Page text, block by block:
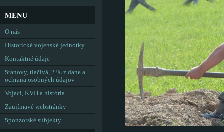
MENU
O nás
Historické vojenské jednotky
Kontaktné údaje
Stanovy, tlačivá, 2 % z dane a
ochrana osobných údajov
Vojaci, KVH a história
Zaujímavé webstránky
Sponzorské subjekty